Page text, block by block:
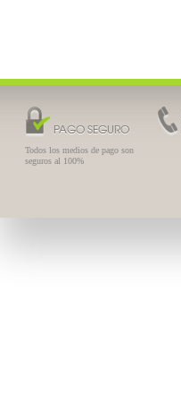
PAGO SEGURO
Todos los medios de pago son
seguros al 100%